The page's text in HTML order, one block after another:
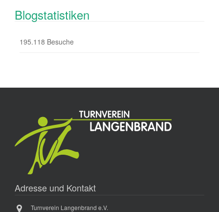
Blogstatistiken
195.118 Besuche
Adresse und Kontakt
Turnverein Langenbrand e.V.